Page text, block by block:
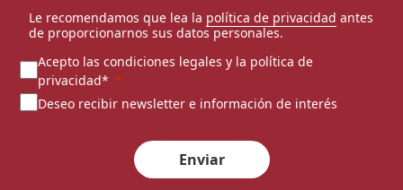
Le recomendamos que lea la política de privacidad antes
de proporcionarnos sus datos personales.
Acepto las condiciones legales y la política de
privacidad*
Deseo recibir newsletter e información de interés
Enviar